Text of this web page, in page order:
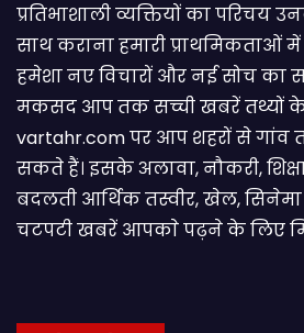
प्रतिभाशाली व्यक्तियों का परिचय
साथ कराना हमारी प्राथमिकताओं
हमेशा नए विचारों और नई सोच का
मकसद आप तक सच्ची खबरें तथ्यों के
vartahr.com पर आप शहरों से गांव
सकते हैं। इसके अलावा, नौकरी,
बदलती आर्थिक तस्वीर, खेल,
चटपटी खबरें आपकाे पढ़ने के लिए